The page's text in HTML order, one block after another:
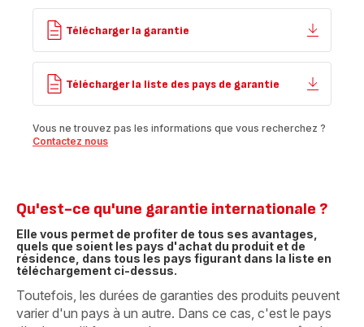
Télécharger la garantie
Télécharger la liste des pays de garantie
Vous ne trouvez pas les informations que vous recherchez ?
Contactez nous
Qu'est-ce qu'une garantie internationale ?
Elle vous permet de profiter de tous ses avantages,
quels que soient les pays d'achat du produit et de
résidence, dans tous les pays figurant dans la liste en
téléchargement ci-dessus.
Toutefois, les durées de garanties des produits peuvent
varier d'un pays à un autre. Dans ce cas, c'est le pays